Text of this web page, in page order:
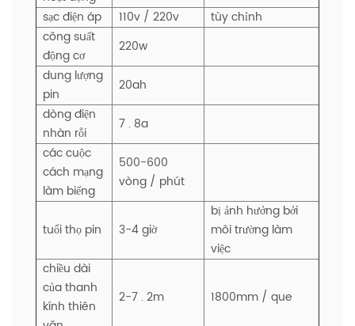
sạc điện áp
110v / 220v
tùy chỉnh
công suất
động cơ
220w
dung lượng
pin
20ah
dòng điện
nhàn rỗi
7 . 8a
các cuộc
cách mạng
làm biếng
500-600
vòng / phút
tuổi thọ pin 3-4 giờ
bị ảnh hưởng bởi
môi trường làm
việc
chiều dài
của thanh
kính thiên
2-7 . 2m 1800mm / que